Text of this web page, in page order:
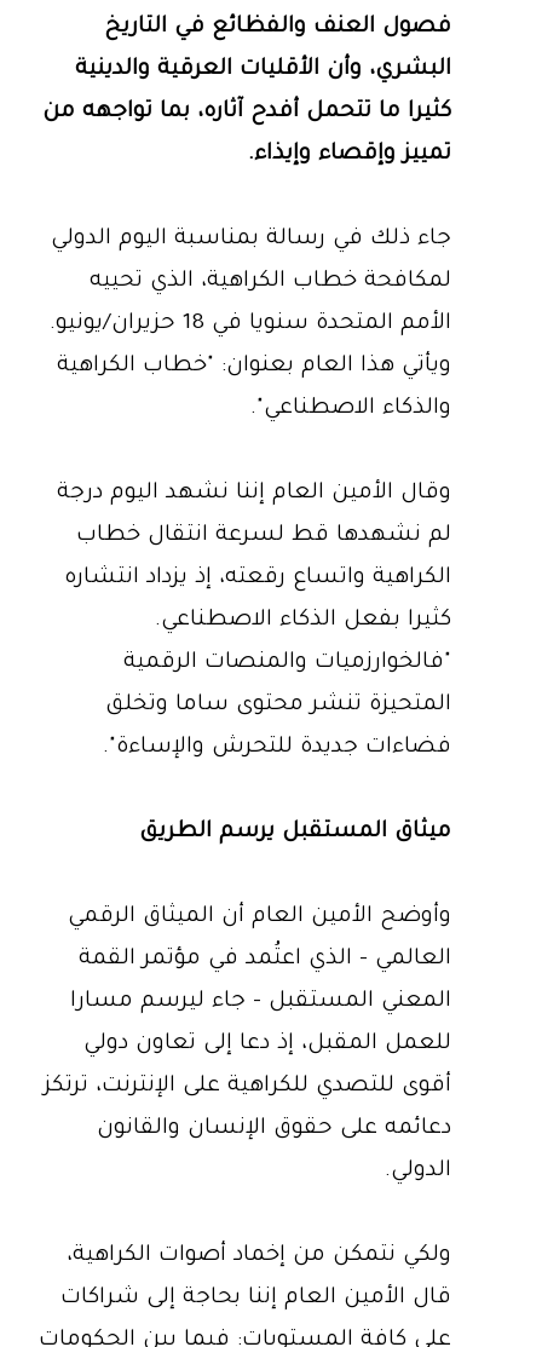
فصول العنف والفظائع في التاريخ
البشري، وأن الأقليات العرقية والدينية
كثيرا ما تتحمل أفدح آثاره، بما تواجهه من
تمييز وإقصاء وإيذاء.
جاء ذلك في رسالة بمناسبة اليوم الدولي
لمكافحة خطاب الكراهية، الذي تحييه
الأمم المتحدة سنويا في 18 حزيران/يونيو.
ويأتي هذا العام بعنوان: "خطاب الكراهية
والذكاء الاصطناعي".
وقال الأمين العام إننا نشهد اليوم درجة
لم نشهدها قط لسرعة انتقال خطاب
الكراهية واتساع رقعته، إذ يزداد انتشاره
كثيرا بفعل الذكاء الاصطناعي.
"فالخوارزميات والمنصات الرقمية
المتحيزة تنشر محتوى ساما وتخلق
فضاءات جديدة للتحرش والإساءة".
ميثاق المستقبل يرسم الطريق
وأوضح الأمين العام أن الميثاق الرقمي
العالمي - الذي اعتُمد في مؤتمر القمة
المعني المستقبل - جاء ليرسم مسارا
للعمل المقبل، إذ دعا إلى تعاون دولي
أقوى للتصدي للكراهية على الإنترنت، ترتكز
دعائمه على حقوق الإنسان والقانون
الدولي.
ولكي نتمكن من إخماد أصوات الكراهية،
قال الأمين العام إننا بحاجة إلى شراكات
على كافة المستويات: فيما بين الحكومات